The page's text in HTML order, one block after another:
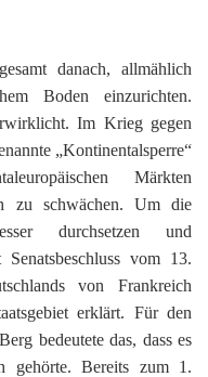
danach, allmählich
Boden einzurichten.
Im Krieg gegen
„Kontinentalsperre“
Märkten
zu schwächen. Um die
durchsetzen und
vom 13.
von Frankreich
erklärt. Für den
bedeutete das, dass es
gehörte. Bereits zum 1.